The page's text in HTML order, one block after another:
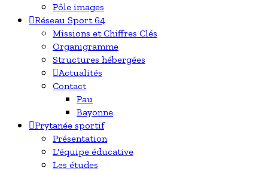
Pôle images
Réseau Sport 64
Missions et Chiffres Clés
Organigramme
Structures hébergées
Actualités
Contact
Pau
Bayonne
Prytanée sportif
Présentation
L'équipe éducative
Les études